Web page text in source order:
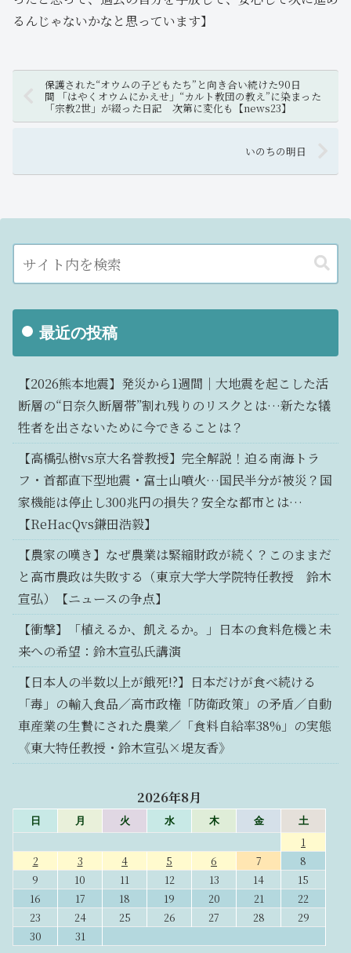
るんじゃないかなと思っています】
保護された“オウムの子どもたち”と向き合い続けた90日
間 「はやくオウムにかえせ」“カルト教団の教え”に染まった
「宗教2世」が綴った日記 次第に変化も【news23】
いのちの明日
最近の投稿
【2026熊本地震】発災から1週間｜大地震を起こした活
断層の“日奈久断層帯”割れ残りのリスクとは…新たな犠
牲者を出さないために今できることは？
【高橋弘樹vs京大名誉教授】完全解説！迫る南海トラ
フ・首都直下型地震・富士山噴火…国民半分が被災？国
家機能は停止し300兆円の損失？安全な都市とは…
【ReHacQvs鎌田浩毅】
【農家の嘆き】なぜ農業は緊縮財政が続く？このままだ
と高市農政は失敗する（東京大学大学院特任教授 鈴木
宣弘）【ニュースの争点】
【衝撃】「植えるか、飢えるか。」日本の食料危機と未
来への希望：鈴木宣弘氏講演
【日本人の半数以上が餓死!?】日本だけが食べ続ける
「毒」の輸入食品／高市政権「防衛政策」の矛盾／自動
車産業の生贄にされた農業／「食料自給率38%」の実態
《東大特任教授・鈴木宣弘×堤友香》
2026年8月
日 月 火 水 木 金 土
1
2
3 4 5 6 7
8
9
10 11 12 13 14
15
16
17 18 19 20 21
22
23
24 25 26 27 28
29
30
31